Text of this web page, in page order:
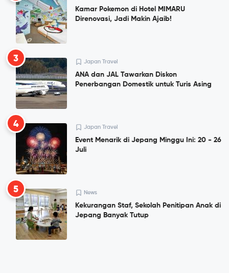
Kamar Pokemon di Hotel MIMARU
Direnovasi, Jadi Makin Ajaib!
3 Japan Travel
ANA dan JAL Tawarkan Diskon
Penerbangan Domestik untuk Turis Asing
4 Japan Travel
Event Menarik di Jepang Minggu Ini: 20 - 26
Juli
5 News
Kekurangan Staf, Sekolah Penitipan Anak di
Jepang Banyak Tutup